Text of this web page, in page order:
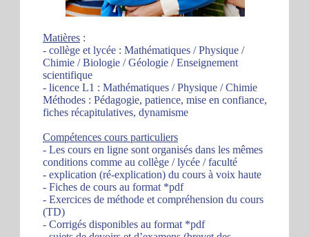
Matières :
- collège et lycée : Mathématiques / Physique /
Chimie / Biologie / Géologie / Enseignement
scientifique
- licence L1 : Mathématiques / Physique / Chimie
Méthodes : Pédagogie, patience, mise en confiance,
fiches récapitulatives, dynamisme
Compétences cours particuliers
- Les cours en ligne sont organisés dans les mêmes
conditions comme au collège / lycée / faculté
- explication (ré-explication) du cours à voix haute
- Fiches de cours au format *pdf
- Exercices de méthode et compréhension du cours
(TD)
- Corrigés disponibles au format *pdf